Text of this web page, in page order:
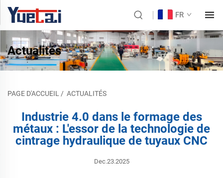
FR
Actualités
PAGE D'ACCUEIL / ACTUALITÉS
Industrie 4.0 dans le formage des
métaux : L'essor de la technologie de
cintrage hydraulique de tuyaux CNC
Dec.23.2025